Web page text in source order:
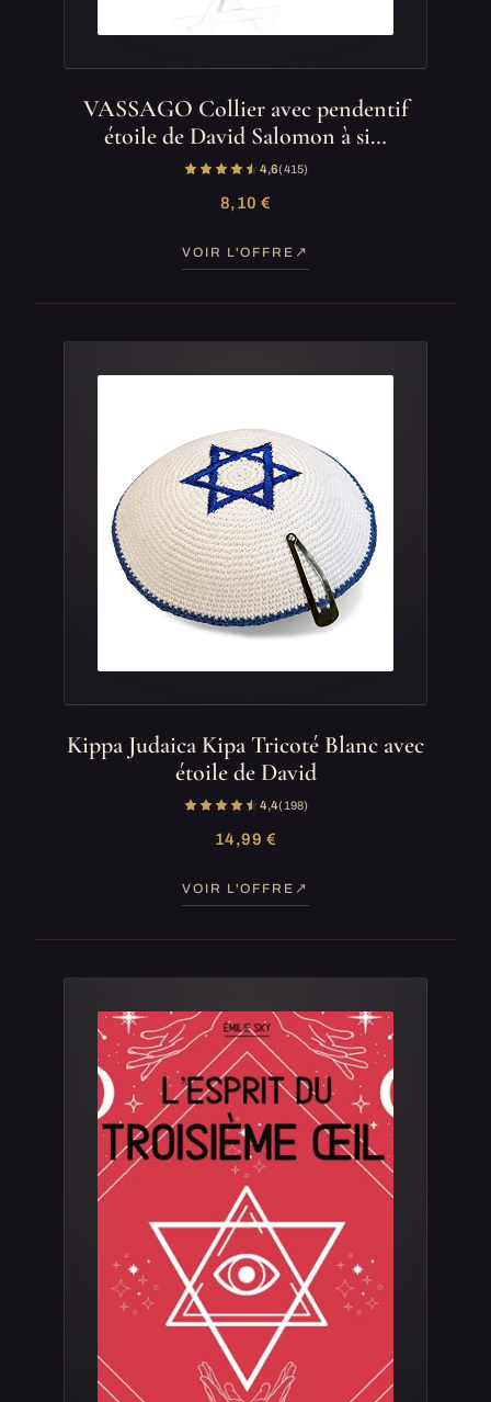
VASSAGO Collier avec pendentif
étoile de David Salomon à si…
4,6(415)
8,10 €
VOIR L'OFFRE
Kippa Judaica Kipa Tricoté Blanc avec
étoile de David
4,4(198)
14,99 €
VOIR L'OFFRE